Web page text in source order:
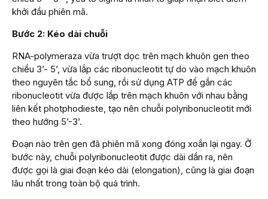
khởi đầu phiên mã.
Bước 2: Kéo dài chuỗi
RNA-polymeraza vừa trượt dọc trên mạch khuôn gen theo
chiều 3’- 5’, vừa lắp các ribonucleotit tự do vào mạch khuôn
theo nguyên tắc bổ sung, rồi sử dụng ATP để gắn các
ribonucleotit vừa được lắp trên mạch khuôn với nhau bằng
liên kết photphodieste, tạo nên chuỗi polyribonucleotit mới
theo hướng 5’-3’.
Đoạn nào trên gen đã phiên mã xong đóng xoắn lại ngay. Ở
bước này, chuỗi polyribonucleotit được dài dần ra, nên
được gọi là giai đoạn kéo dài (elongation), cũng là giai đoạn
lâu nhất trong toàn bộ quá trình.